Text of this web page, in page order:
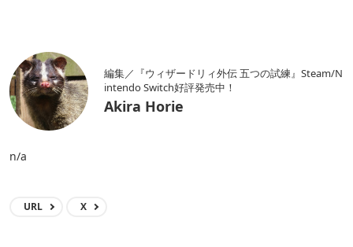
編集／『ウィザードリィ外伝 五つの試練』Steam/N
intendo Switch好評発売中！
Akira Horie
n/a
URL X